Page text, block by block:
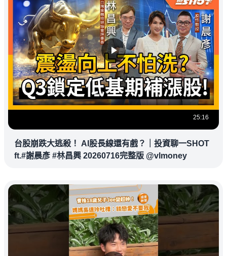
25:16
台股崩跌大逃殺！ AI股長線還有戲？｜投資聊一SHOT
ft.#謝晨彥 #林昌興 20260716完整版 @vlmoney